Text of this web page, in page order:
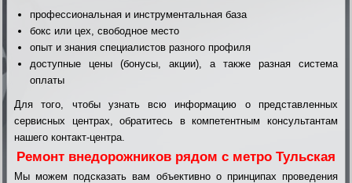
профессиональная и инструментальная база
бокс или цех, свободное место
опыт и знания специалистов разного профиля
доступные цены (бонусы, акции), а также разная система
оплаты
Для того, чтобы узнать всю информацию о представленных
сервисных центрах, обратитесь в компетентным консультантам
нашего контакт-центра.
Ремонт внедорожников рядом с метро Тульская
Мы можем подсказать вам объективно о принципах проведения